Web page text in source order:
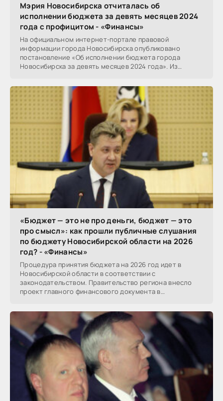
Мэрия Новосибирска отчиталась об
исполнении бюджета за девять месяцев 2024
года с профицитом - «Финансы»
На официальном интернет-портале правовой
информации города Новосибирска опубликовано
постановление «Об исполнении бюджета города
Новосибирска за девять месяцев 2024 года». Из
«Бюджет — это не про деньги, бюджет — это
про смысл»: как прошли публичные слушания
по бюджету Новосибирской области на 2026
год? - «Финансы»
Процедура принятия бюджета на 2026 год идет в
Новосибирской области в соответствии с
законодательством. Правительство региона внесло
проект главного финансового документа в